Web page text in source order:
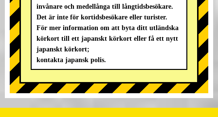
invånare och medellånga till långtidsbesökare.
Det är inte för kortidsbesökare eller turister.
För mer information om att byta ditt utländska
körkort till ett japanskt körkort eller få ett nytt
japanskt körkort;
kontakta japansk polis.